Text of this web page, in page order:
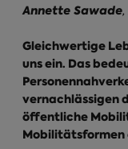
Annette Sawade
Gleichwertige
uns ein. Das
vernachlässigen
öffentliche
Mobilitätsformen